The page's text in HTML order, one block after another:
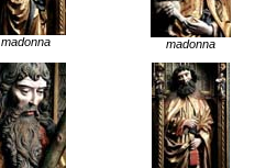
madonna
madonna